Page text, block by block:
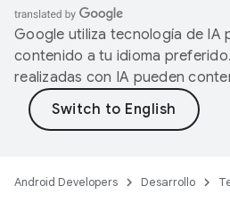
Google utiliza tecnología de IA
contenido a tu idioma
realizadas con IA pueden
Android Developers Desarrollo